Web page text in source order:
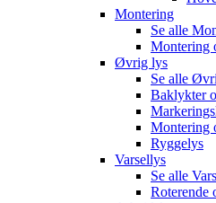
Montering
Se alle
Montering
Øvrig lys
Se alle
Baklykter
Montering
Ryggelys
Varsellys
Se alle
Roterende